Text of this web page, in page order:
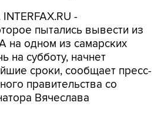
-
пытались вывести из
на одном из самарских
на субботу, начнет
сроки, сообщает пресс-
правительства со
Вячеслава